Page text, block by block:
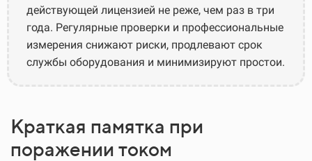
действующей лицензией не реже, чем раз в три
года. Регулярные проверки и профессиональные
измерения снижают риски, продлевают срок
службы оборудования и минимизируют простои.
Краткая памятка при
поражении током